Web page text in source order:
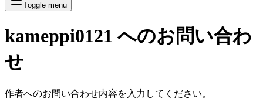
Toggle menu
kameppi0121 へのお問い合わ
せ
作者へのお問い合わせ内容を入力してください。